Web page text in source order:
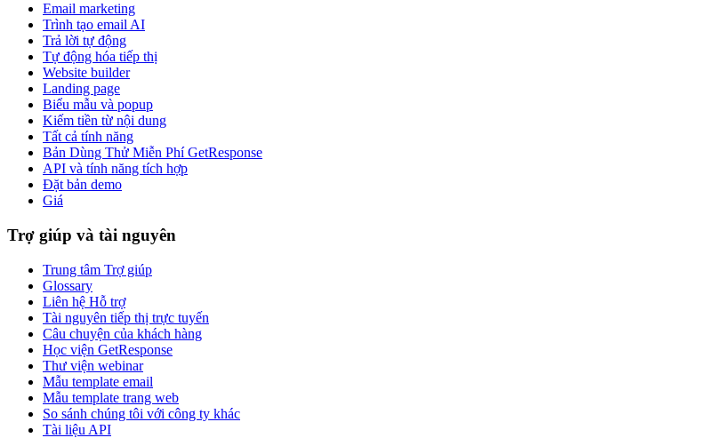
Email marketing
Trình tạo email AI
Trả lời tự động
Tự động hóa tiếp thị
Website builder
Landing page
Biểu mẫu và popup
Kiếm tiền từ nội dung
Tất cả tính năng
Bản Dùng Thử Miễn Phí GetResponse
API và tính năng tích hợp
Đặt bản demo
Giá
Trợ giúp và tài nguyên
Trung tâm Trợ giúp
Glossary
Liên hệ Hỗ trợ
Tài nguyên tiếp thị trực tuyến
Câu chuyện của khách hàng
Học viện GetResponse
Thư viện webinar
Mẫu template email
Mẫu template trang web
So sánh chúng tôi với công ty khác
Tài liệu API